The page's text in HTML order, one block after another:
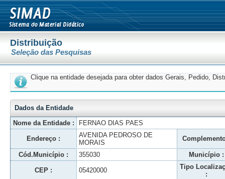
Distribuição
Seleção das Pesquisas
Clique na entidade desejada para obter dados Gerais, Pedido,
Dados da Entidade
Nome da Entidade :
FERNAO DIAS PAES
Endereço :
AVENIDA PEDROSO DE
MORAIS
Cód.Município : 355030 Município :
CEP : 05420000
Tipo
: